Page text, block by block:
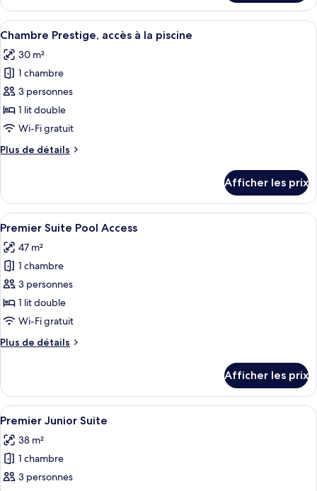
vue
sur
la
piscine
Chambre
exécutive,
vue
la
piscine
Afficher
toutes
les
photos
pour
ce
type
chambre :
accès
à
la
piscine
Une chambre d’hôtel avec un
11
Chambre Prestige, accès à la piscine
30 m²
1 chambre
3 personnes
1 lit double
Wi-Fi gratuit
Plus de détails
Plus
Chambre
Prestige,
accès
la
piscine
Afficher les prix
Afficher
toutes
les
photos
pour
ce
type
chambre :
Pool
Access
Une chambre d’hôtel avec un lit,
11
Premier Suite Pool Access
47 m²
1 chambre
3 personnes
1 lit double
Wi-Fi gratuit
Plus de détails
Plus
Premier
Suite
Pool
Afficher les prix
Afficher
toutes
les
photos
pour
Une chambre d’hôtel comprenant
7
Premier Junior Suite
38 m²
1 chambre
3 personnes